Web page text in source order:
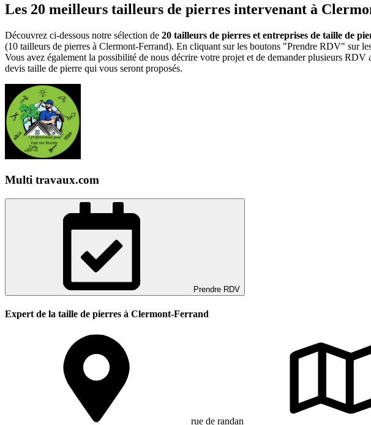
Les 20 meilleurs tailleurs de pierres intervenant à
Découvrez ci-dessous notre sélection de 20 tailleurs de pierres et entreprises de taille de
(10 tailleurs de pierres à Clermont-Ferrand). En cliquant sur les boutons "Prendre RDV" sur
Vous avez également la possibilité de nous décrire votre projet et de demander plusieurs
devis taille de pierre qui vous seront proposés.
Multi travaux.com
Prendre RDV
Expert de la taille de pierres à Clermont-Ferrand
rue de randan